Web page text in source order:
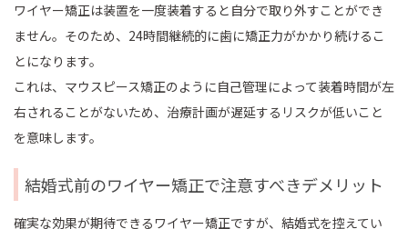
ワイヤー矯正は装置を一度装着すると自分で取り外すことができ
ません。そのため、24時間継続的に歯に矯正力がかかり続けるこ
とになります。
これは、マウスピース矯正のように自己管理によって装着時間が左
右されることがないため、治療計画が遅延するリスクが低いこと
を意味します。
結婚式前のワイヤー矯正で注意すべきデメリット
確実な効果が期待できるワイヤー矯正ですが、結婚式を控えてい